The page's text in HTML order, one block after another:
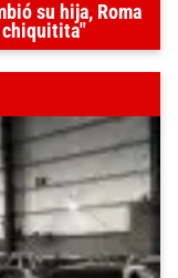
su hija, Roma
chiquitita"